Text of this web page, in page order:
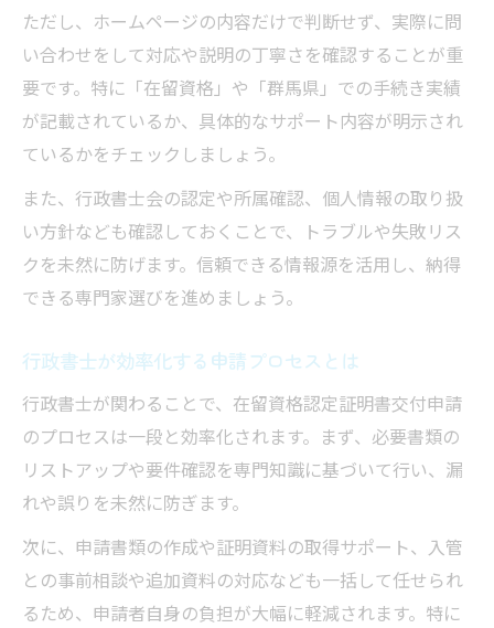
ただし、ホームページの内容だけで判断せず、実際に問
い合わせをして対応や説明の丁寧さを確認することが重
要です。特に「在留資格」や「群馬県」での手続き実績
が記載されているか、具体的なサポート内容が明示され
ているかをチェックしましょう。
また、行政書士会の認定や所属確認、個人情報の取り扱
い方針なども確認しておくことで、トラブルや失敗リス
クを未然に防げます。信頼できる情報源を活用し、納得
できる専門家選びを進めましょう。
行政書士が効率化する申請プロセスとは
行政書士が関わることで、在留資格認定証明書交付申請
のプロセスは一段と効率化されます。まず、必要書類の
リストアップや要件確認を専門知識に基づいて行い、漏
れや誤りを未然に防ぎます。
次に、申請書類の作成や証明資料の取得サポート、入管
との事前相談や追加資料の対応なども一括して任せられ
るため、申請者自身の負担が大幅に軽減されます。特に